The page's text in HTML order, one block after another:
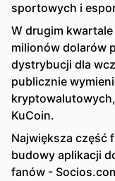
sportowych i
W drugim
milionów dolarów
dystrybucji dla
publicznie
KuCoin.
Największa część
budowy aplikacji
fanów -